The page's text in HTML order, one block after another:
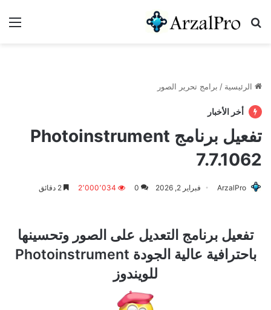
بحث عن
الرئيسية / برامج تحرير الصور
أخر الأخبار
تفعيل برنامج Photoinstrument
7.7.1062
ArzalPro فبراير 2, 2026 0 2٬000٬034
تفعيل برنامج التعديل على الصور وتحسينها
باحترافية عالية الجودة Photoinstrument
للويندوز